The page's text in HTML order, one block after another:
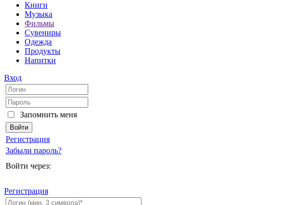
Книги
Музыка
Фильмы
Сувениры
Одежда
Продукты
Напитки
Вход
Запомнить меня
Регистрация
Забыли пароль?
Войти через:
Регистрация